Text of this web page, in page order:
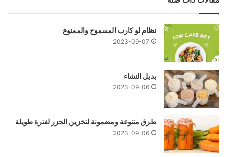
نظام لو كارب المسموح والممنوع
2023-09-07
بدیل النشاء
2023-09-06
طرق متنوعة ومضمونة لتخزین الجزر لفترة طويلة
2023-09-06